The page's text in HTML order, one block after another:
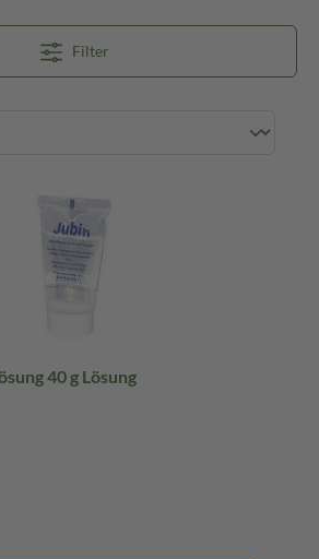
Filter
40 g Lösung